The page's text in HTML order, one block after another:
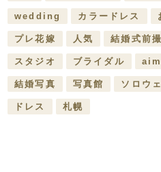
wedding カラードレス
プレ花嫁 人気 結婚式前
スタジオ ブライダル
結婚写真 写真館 ソロウ
ドレス 札幌